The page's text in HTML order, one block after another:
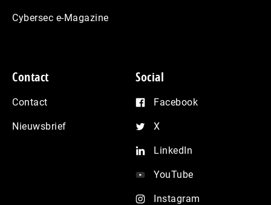
Cybersec e-Magazine
Contact
Contact
Nieuwsbrief
Social
Facebook
X
LinkedIn
YouTube
Instagram